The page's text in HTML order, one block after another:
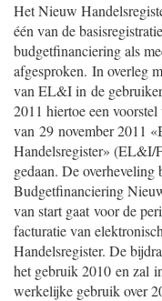
Het Nieuw
één van de
budgetfinanciering als
afgesproken. In overleg
van EL&I in de
2011 hiertoe een
van 29 november 2011
Handelsregister» (EL&I/
gedaan. De overheveling
Budgetfinanciering
van start gaat voor de
facturatie van
Handelsregister. De
het gebruik 2010 en zal
werkelijke gebruik over